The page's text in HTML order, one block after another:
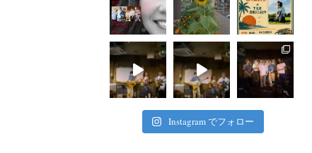
Instagram でフォロー